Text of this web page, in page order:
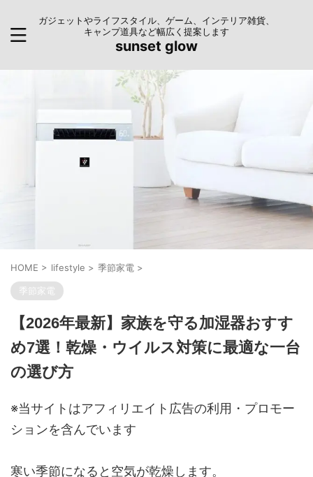
ガジェットやライフスタイル、ゲーム、インテリア雑貨、
キャンプ道具など幅広く提案します
sunset glow
HOME > lifestyle > 季節家電 >
季節家電
【2026年最新】家族を守る加湿器おすす
め7選！乾燥・ウイルス対策に最適な一台
の選び方
※当サイトはアフィリエイト広告の利用・プロモー
ションを含んでいます
寒い季節になると空気が乾燥します。